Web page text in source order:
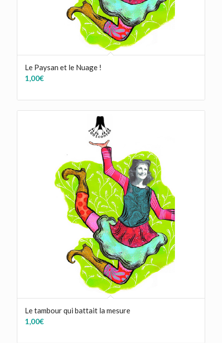
Le Paysan et le Nuage !
1,00€
Le tambour qui battait la mesure
1,00€